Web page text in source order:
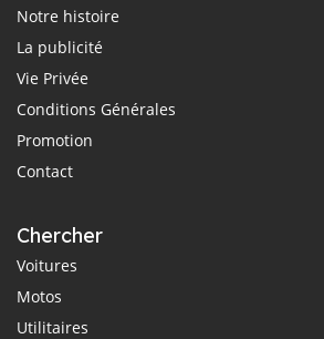
Notre histoire
La publicité
Vie Privée
Conditions Générales
Promotion
Contact
Chercher
Voitures
Motos
Utilitaires